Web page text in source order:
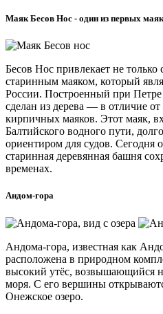
Маяк Бесов Нос - один из первых
Бесов Нос привлекает не
старинным маяком, который
России. Построенный при Петре
сделан из дерева — в отличие
кирпичных маяков. Этот маяк,
Балтийского водного пути,
ориентиром для судов. Сегодня
старинная деревянная башня
временах.
Андом-гора
Андома-гора, известная как
расположена в природном
высокий утёс, возвышающийся
моря. С его вершины
Онежское озеро.